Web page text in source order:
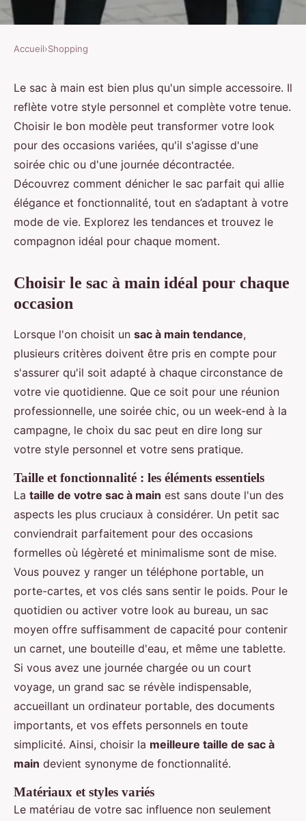
SHOPPING
Sac à main : trouvez le style
parfait pour chaque occasion
Enzo•10 novembre 2024•9 min de lecture
Accueil›Shopping
Le sac à main est bien plus qu'un simple accessoire. Il
reflète votre style personnel et complète votre tenue.
Choisir le bon modèle peut transformer votre look
pour des occasions variées, qu'il s'agisse d'une
soirée chic ou d'une journée décontractée.
Découvrez comment dénicher le sac parfait qui allie
élégance et fonctionnalité, tout en s’adaptant à votre
mode de vie. Explorez les tendances et trouvez le
compagnon idéal pour chaque moment.
Choisir le sac à main idéal pour chaque
occasion
Lorsque l'on choisit un sac à main tendance,
plusieurs critères doivent être pris en compte pour
s'assurer qu'il soit adapté à chaque circonstance de
votre vie quotidienne. Que ce soit pour une réunion
professionnelle, une soirée chic, ou un week-end à la
campagne, le choix du sac peut en dire long sur
votre style personnel et votre sens pratique.
Taille et fonctionnalité : les éléments essentiels
La taille de votre sac à main est sans doute l'un des
aspects les plus cruciaux à considérer. Un petit sac
conviendrait parfaitement pour des occasions
formelles où légèreté et minimalisme sont de mise.
Vous pouvez y ranger un téléphone portable, un
porte-cartes, et vos clés sans sentir le poids. Pour le
quotidien ou activer votre look au bureau, un sac
moyen offre suffisamment de capacité pour contenir
un carnet, une bouteille d'eau, et même une tablette.
Si vous avez une journée chargée ou un court
voyage, un grand sac se révèle indispensable,
accueillant un ordinateur portable, des documents
importants, et vos effets personnels en toute
simplicité. Ainsi, choisir la meilleure taille de sac à
main devient synonyme de fonctionnalité.
Matériaux et styles variés
Le matériau de votre sac influence non seulement